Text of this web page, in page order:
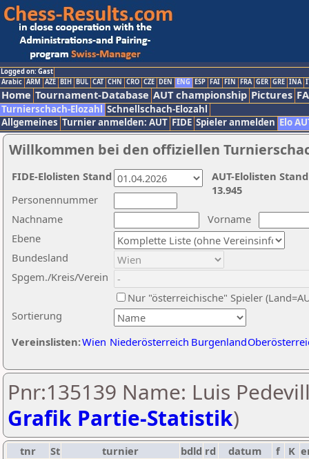
Logged on: Gast
Arabic ARM AZE BIH BUL CAT CHN CRO CZE DEN ENG ESP FAI FIN FRA GER GRE INA
Home Tournament-Database AUT championship Pictures
Turnierschach-Elozahl Schnellschach-Elozahl
Allgemeines Turnier anmelden: AUT FIDE Spieler anmelden Elo
Willkommen bei den offiziellen
Nachname
Vorname
Ebene
Sortierung
Personennummer
Bundesland
Spgem./Kreis/Verein
Nur "österreichische" Spieler
Vereinslisten:Wien Niederösterreich Burgenland
AUT-Elolisten
13.945
FIDE-Elolisten Stand
Pnr:135139 Name: Luis
Grafik Partie-Statistik)
tnr St turnier bdld rd datum f K